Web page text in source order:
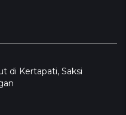
di Kertapati, Saksi